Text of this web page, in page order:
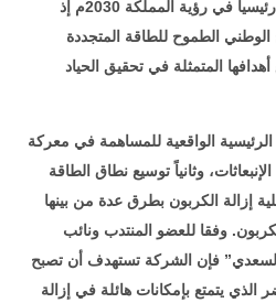
شركة أكوا باور (أكوا) تعد لاعبا رئيسيا في رؤية المملكة 2030م إذ
الطموح للطاقة المتجددة
المتمثلة في تحقيق الحياد
الواقعية للمساهمة في معركة
وثانياً توسيع نطاق الطاقة
إزالة الكربون بطرق عدة من بينها
وفقا للعضو المنتدب ونائب
فإن الشركة تستهدف أن تصبح
الذي يتمتع بإمكانات هائلة في إزالة